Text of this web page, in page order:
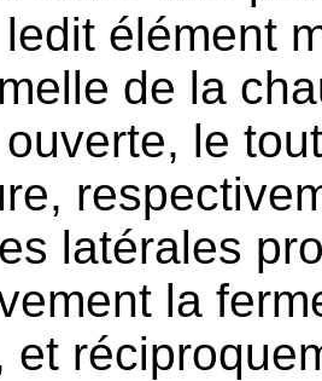
élément
de la
le
latérales
la
et